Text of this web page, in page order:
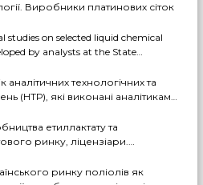
Виробники платинових сіток
Industry» in 2023-2025технологічних та
(НТР), які виконані аналітиками
етиллактату та
ринку, ліцензіари.
ринку поліолів як